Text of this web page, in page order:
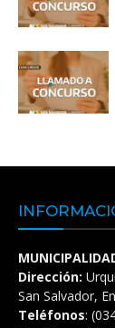
Dirección:
San Salvador,
Teléfonos: